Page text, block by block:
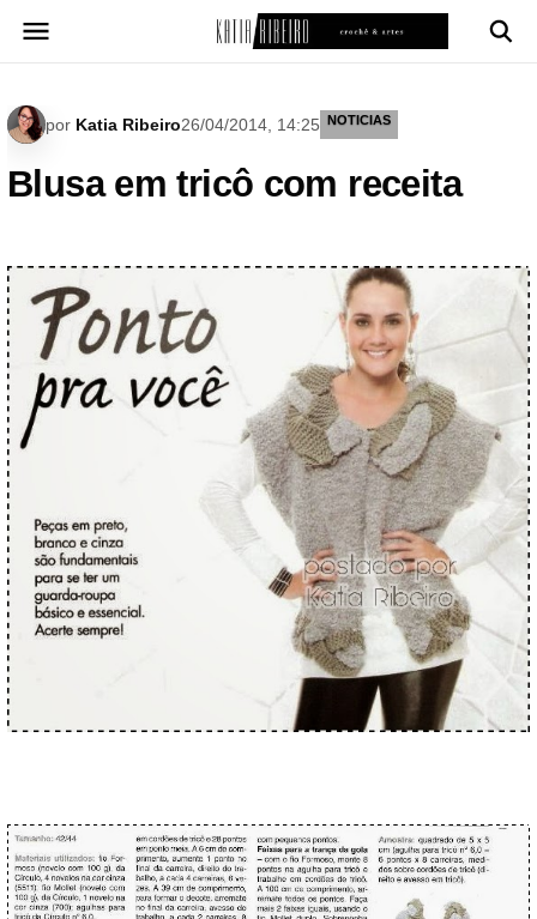
para
por Katia Ribeiro26/04/2014, 14:25 NOTICIAS
Blusa em tricô com receita